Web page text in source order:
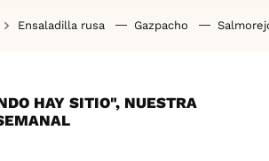
Ensaladilla rusa Gazpacho
HAY SITIO", NUESTRA